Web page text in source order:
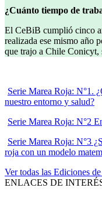
¿Cuánto tiempo de
El CeBiB cumplió cinco
realizada ese mismo año
que trajo a Chile Conicyt,
Serie Marea Roja: N°1.
nuestro entorno y salud?
Serie Marea Roja: N°2
Serie Marea Roja: N°3
roja con un modelo
Ver todas las Ediciones
ENLACES DE